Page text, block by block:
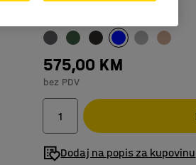
575,00 KM
bez PDV
Dodaj na popis za kupovinu